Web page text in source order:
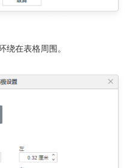
绕在表格周围。